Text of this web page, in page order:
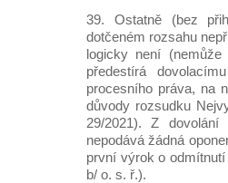
39. Ostatně (bez
dotčeném rozsahu
logicky není
předestírá
procesního práva, na
důvody rozsudku
29/2021). Z
nepodává žádná
první výrok o
b/ o. s. ř.).